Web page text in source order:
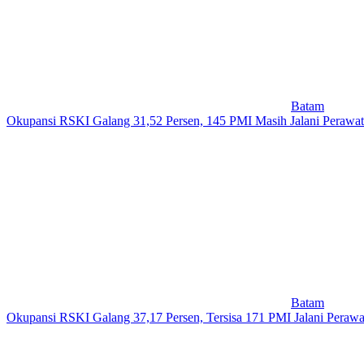
Batam
Okupansi RSKI Galang 31,52 Persen, 145 PMI Masih Jalani
Batam
Okupansi RSKI Galang 37,17 Persen, Tersisa 171 PMI Jalani